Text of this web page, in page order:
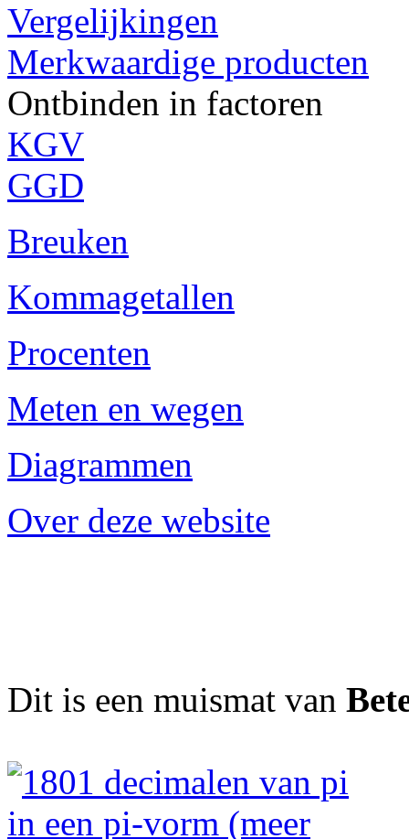
Vergelijkingen
Merkwaardige producten
Ontbinden in factoren
KGV
GGD
Breuken
Kommagetallen
Procenten
Meten en wegen
Diagrammen
Over deze website
Dit is een muismat van